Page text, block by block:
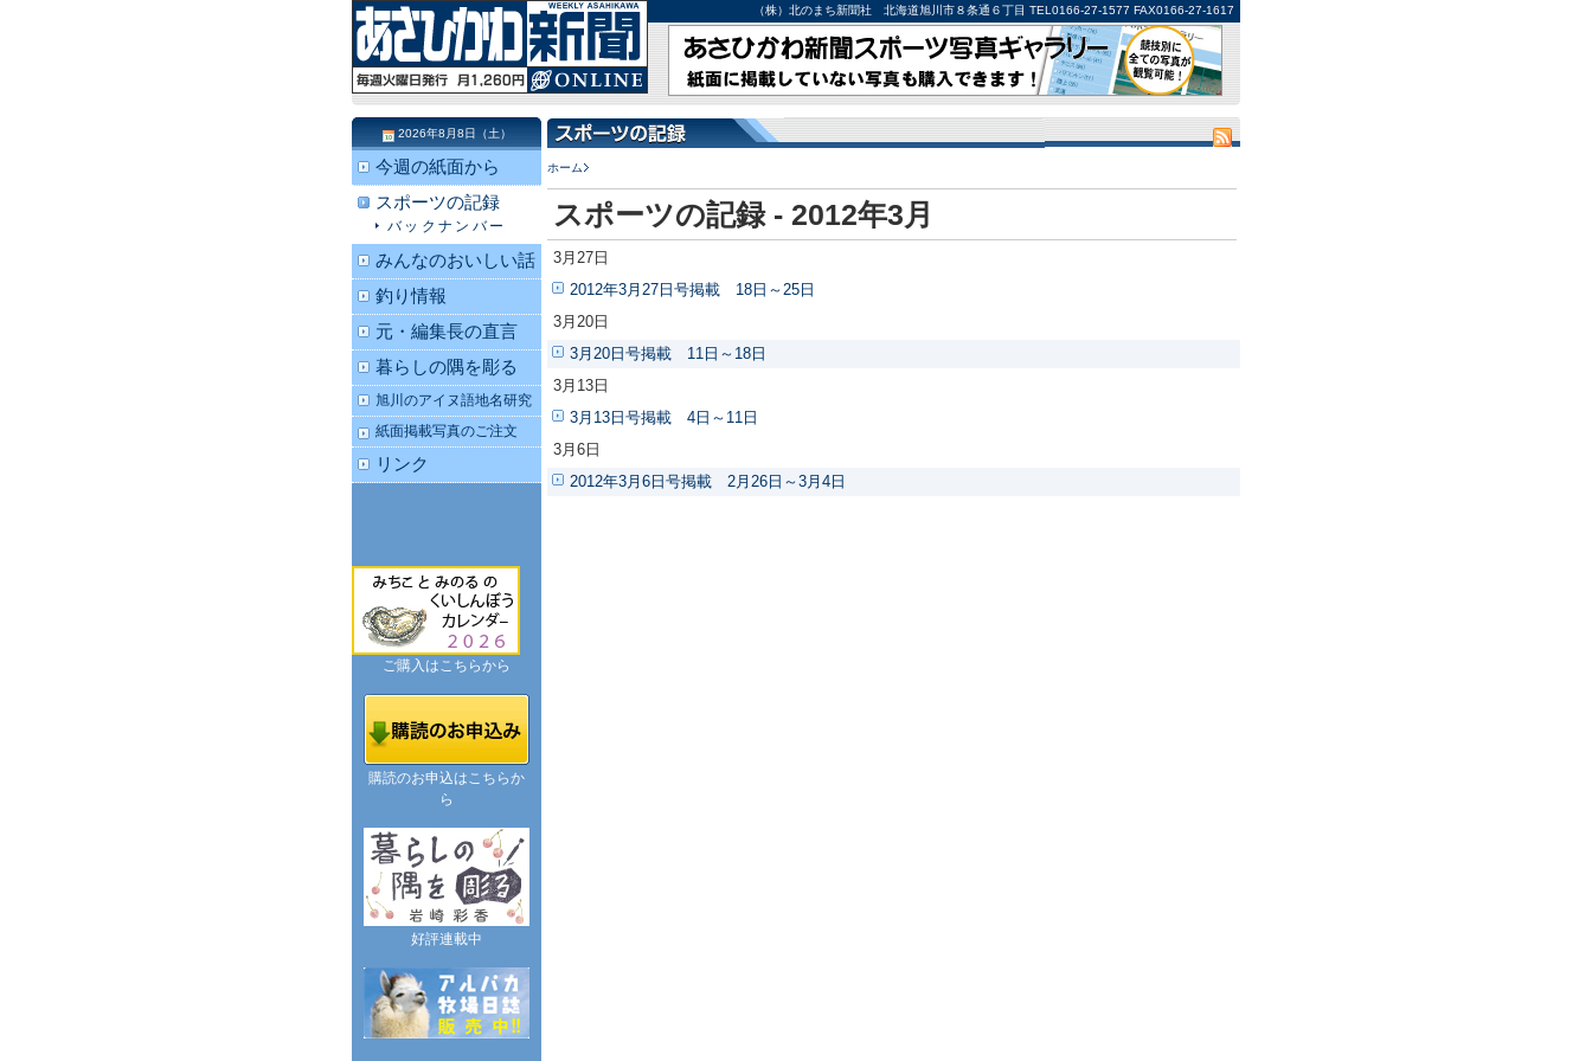
（株）北のまち新聞社 北海道旭川市８条通６丁目 TEL0166-27-1577 FAX0166-27-1617
ホーム
スポーツの記録 - 2012年3月
3月27日
2012年3月27日号掲載 18日～25日
3月20日
3月20日号掲載 11日～18日
3月13日
3月13日号掲載 4日～11日
3月6日
2012年3月6日号掲載 2月26日～3月4日
2026年8月8日（土）
今週の紙面から
スポーツの記録
バックナンバー
みんなのおいしい話
釣り情報
元・編集長の直言
暮らしの隅を彫る
旭川のアイヌ語地名研究
紙面掲載写真のご注文
リンク
ご購入はこちらから
購読のお申込はこちらか
ら
好評連載中